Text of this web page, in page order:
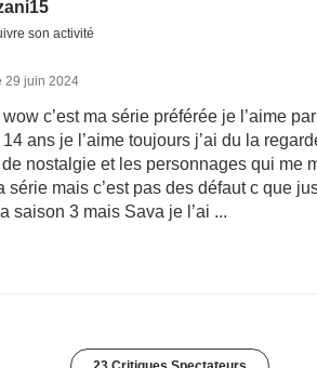
son activité
29 juin 2024
c’est ma série préférée je l’aime
ans je l’aime toujours j’ai du la
de nostalgie et les personnages qui me
série mais c’est pas des défaut c que
saison 3 mais Sava je l’ai ...